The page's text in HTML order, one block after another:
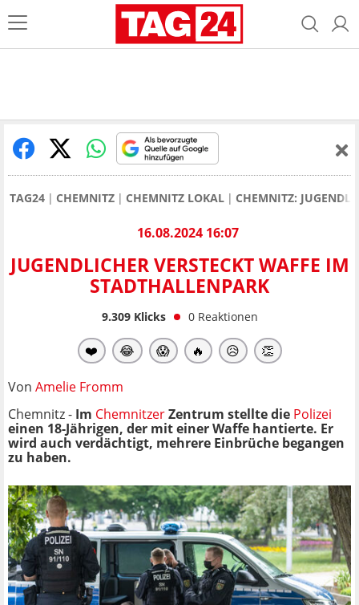
TAG24 CHEMNITZ CHEMNITZ LOKAL CHEMNITZ:
16.08.2024 16:07
JUGENDLICHER VERSTECKT WAFFE IM
STADTHALLENPARK
9.309Klicks 0 Reaktionen
❤️ 😂 😱 🔥 😥 👏
Von Amelie Fromm
Chemnitz - Im ChemnitzerZentrum stellte die Polizei
einen 18-Jährigen, der mit einer Waffe hantierte. Er
wird auch verdächtigt, mehrere Einbrüche begangen
zu haben.